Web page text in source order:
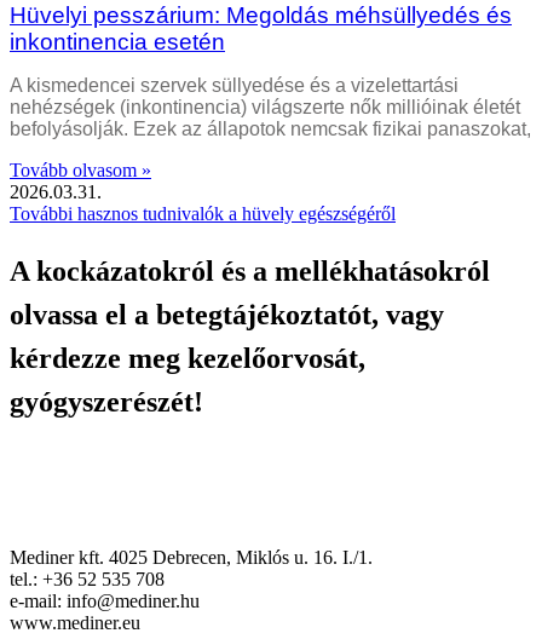
Hüvelyi pesszárium: Megoldás méhsüllyedés és
inkontinencia esetén
A kismedencei szervek süllyedése és a vizelettartási
nehézségek (inkontinencia) világszerte nők millióinak életét
befolyásolják. Ezek az állapotok nemcsak fizikai panaszokat,
Tovább olvasom »
2026.03.31.
További hasznos tudnivalók a hüvely egészségéről
A kockázatokról és a mellékhatásokról
olvassa el a betegtájékoztatót, vagy
kérdezze meg kezelőorvosát,
gyógyszerészét!
Mediner kft. 4025 Debrecen, Miklós u. 16. I./1.
tel.: +36 52 535 708
e-mail: info@mediner.hu
www.mediner.eu